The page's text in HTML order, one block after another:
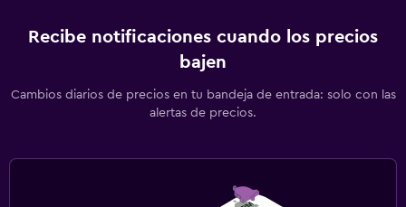
Recibe notificaciones cuando los precios
bajen
Cambios diarios de precios en tu bandeja de entrada: solo con las
alertas de precios.